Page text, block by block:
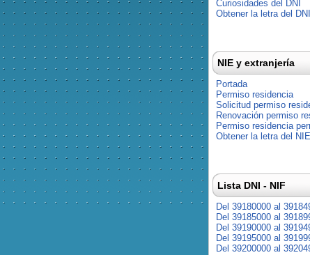
Curiosidades del DNI
Obtener la letra del DNI
NIE y extranjería
Portada
Permiso residencia
Solicitud permiso
Renovación permiso
Permiso residencia
Obtener la letra del NIE
Lista DNI - NIF
Del 39180000 al
Del 39185000 al
Del 39190000 al
Del 39195000 al
Del 39200000 al